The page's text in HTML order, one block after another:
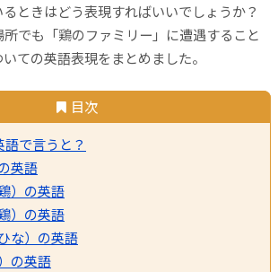
ときはどう表現すればいいでしょうか？
でも「鶏のファミリー」に遭遇すること
ての英語表現をまとめました。
目次
で言うと？
英語
）の英語
）の英語
な）の英語
の英語